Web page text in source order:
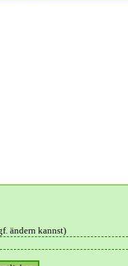
ändern kannst)